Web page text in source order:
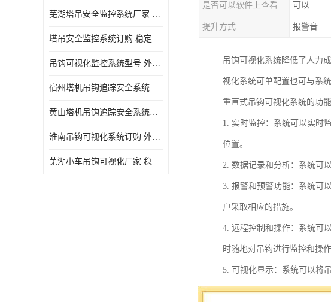
芜湖塔吊安全监控系统厂家 外观简洁大方 减少盲吊引发的事故
塔吊安全监控系统订购 稳定性高 结构清晰稳定
吊钩可视化监控系统型号 外观简洁大方 信号稳定 抗干扰性强
宿州塔机吊钩追踪安全系统厂家 提高工作效率 结构清晰稳定
黄山塔机吊钩追踪安全系统价格 可远程查看 减少盲吊引发的事故
淮南吊钩可视化系统订购 外观简洁大方 体积小 占用空间小
芜湖小车吊钩可视化厂家 稳定性高 可视吊装 降低盲吊风险
是否可以软件上查看 可以
提升方式 报警音
吊钩可视化系统降低了人力
视化系统可单配置也可与系
重直式吊钩可视化系统的功
1. 实时监控：系统可以实时
位置。
2. 数据记录和分析：系统可
3. 报警和预警功能：系统可
户采取相应的措施。
4. 远程控制和操作：系统可
时随地对吊钩进行监控和操作
5. 可视化显示：系统可以将
6. 智能分析和优化：系统可